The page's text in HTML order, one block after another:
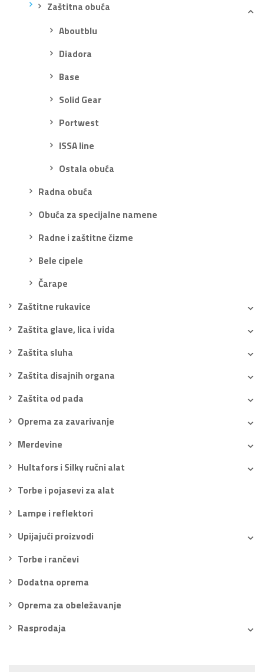
Zaštitna obuća
Aboutblu
Diadora
Base
Solid Gear
Portwest
ISSA line
Ostala obuća
Radna obuća
Obuća za specijalne namene
Radne i zaštitne čizme
Bele cipele
Čarape
Zaštitne rukavice
Zaštita glave, lica i vida
Zaštita sluha
Zaštita disajnih organa
Zaštita od pada
Oprema za zavarivanje
Merdevine
Hultafors i Silky ručni alat
Torbe i pojasevi za alat
Lampe i reflektori
Upijajući proizvodi
Torbe i rančevi
Dodatna oprema
Oprema za obeležavanje
Rasprodaja